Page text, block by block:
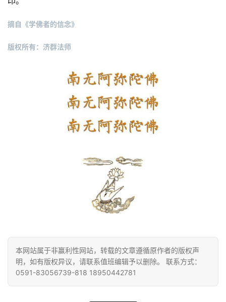
佛
教
人
教
艺
术
登录
摘自《学佛者的信念》
版权所有：济群法师
本网站属于非赢利性网站，转载的文章遵循原作者的版权声
明，如有版权异议，请联系值班编辑予以删除。 联系方式：
0591-83056739-818 18950442781